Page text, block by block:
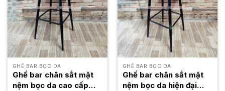
GHẾ BAR BỌC DA
Ghế bar chân sắt mặt
nệm bọc da cao cấp
GHẾ BAR BỌC DA
Ghế bar chân sắt mặt
nệm bọc da hiện đại